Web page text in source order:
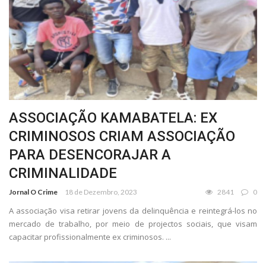
ASSOCIAÇÃO KAMABATELA: EX
CRIMINOSOS CRIAM ASSOCIAÇÃO
PARA DESENCORAJAR A
CRIMINALIDADE
Jornal O Crime 18 de Dezembro, 2023 2841 0
A associação visa retirar jovens da delinquência e reintegrá-los no
mercado de trabalho, por meio de projectos sociais, que visam
capacitar profissionalmente ex criminosos. ...